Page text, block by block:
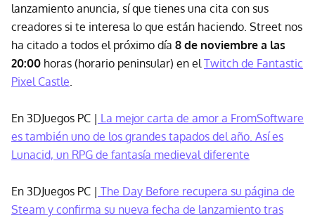
lanzamiento anuncia, sí que tienes una cita con sus
creadores si te interesa lo que están haciendo. Street nos
ha citado a todos el próximo día 8 de noviembre a las
20:00 horas (horario peninsular) en elTwitch de Fantastic
Pixel Castle.
En 3DJuegos PC | La mejor carta de amor a FromSoftware
es también uno de los grandes tapados del año. Así es
Lunacid, un RPG de fantasía medieval diferente
En 3DJuegos PC | The Day Before recupera su página de
Steam y confirma su nueva fecha de lanzamiento tras